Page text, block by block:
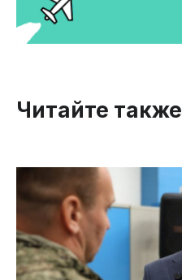
Читайте также